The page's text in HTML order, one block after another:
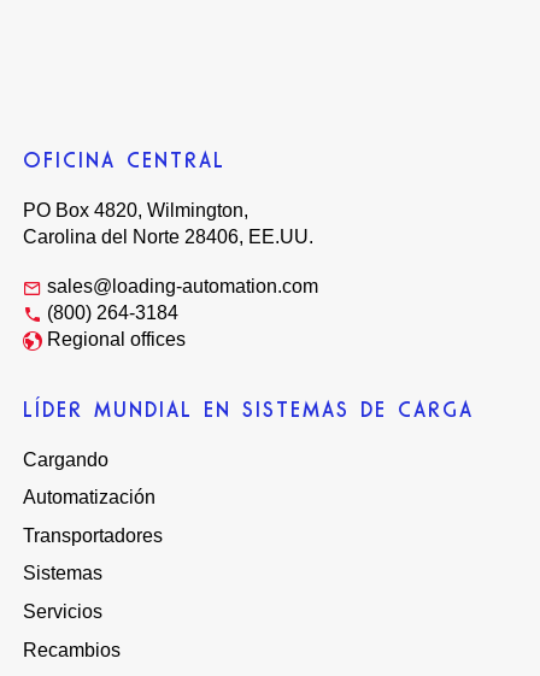
OFICINA CENTRAL
PO Box 4820, Wilmington,
Carolina del Norte 28406, EE.UU.
sales@loading-automation.com
(800) 264-3184
Regional offices
LÍDER MUNDIAL EN SISTEMAS DE CARGA
Cargando
Automatización
Transportadores
Sistemas
Servicios
Recambios